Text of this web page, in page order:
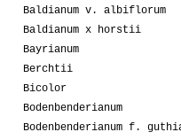
Baldianum v. albiflorum
Baldianum x horstii
Bayrianum
Berchtii
Bicolor
Bodenbenderianum
Bodenbenderianum f.